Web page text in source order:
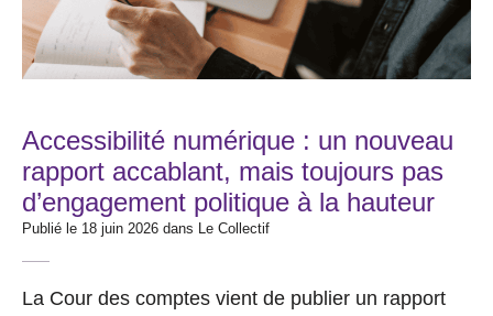
Accessibilité numérique : un nouveau
rapport accablant, mais toujours pas
d’engagement politique à la hauteur
Publié le 18 juin 2026 dans Le Collectif
La Cour des comptes vient de publier un rapport